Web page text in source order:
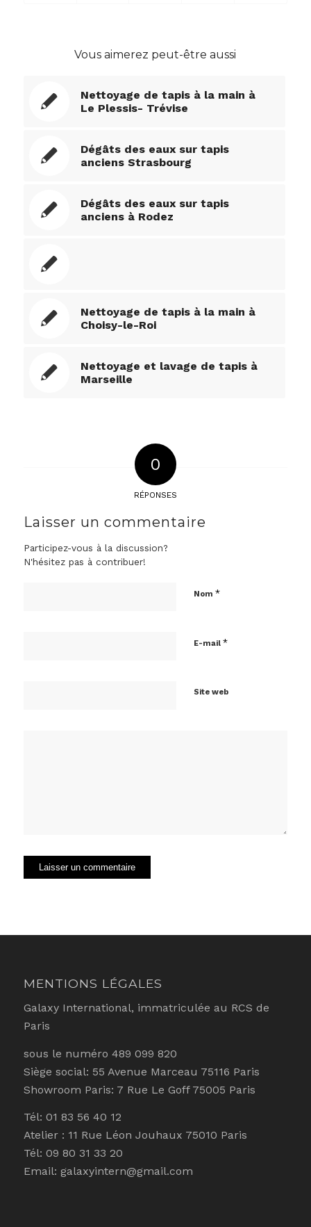
Vous aimerez peut-être aussi
Nettoyage de tapis à la main à
Le Plessis- Trévise
Dégâts des eaux sur tapis
anciens Strasbourg
Dégâts des eaux sur tapis
anciens à Rodez
Nettoyage de tapis à la main à
Choisy-le-Roi
Nettoyage et lavage de tapis à
Marseille
0
RÉPONSES
Laisser un commentaire
Participez-vous à la discussion?
N'hésitez pas à contribuer!
Nom *
E-mail *
Site web
MENTIONS LÉGALES
Galaxy International, immatriculée au RCS de
Paris
sous le numéro 489 099 820
Siège social: 55 Avenue Marceau 75116 Paris
Showroom Paris: 7 Rue Le Goff 75005 Paris
Tél: 01 83 56 40 12
Atelier : 11 Rue Léon Jouhaux 75010 Paris
Tél: 09 80 31 33 20
Email: galaxyintern@gmail.com